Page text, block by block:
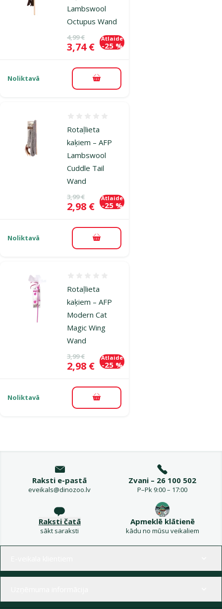
Lambswool
Octupus Wand
Oriģinālā cena
4,99 €
Cena
3,74 €
Atlaide
-25 %
Noliktavā Pievienot grozam
Rotaļlieta
kaķiem – AFP
Lambswool
Cuddle Tail
Wand
Oriģinālā cena
3,99 €
Cena
2,98 €
Atlaide
-25 %
Noliktavā Pievienot grozam
Rotaļlieta
kaķiem – AFP
Modern Cat
Magic Wing
Wand
Oriģinālā cena
3,99 €
Cena
2,98 €
Atlaide
-25 %
Noliktavā Pievienot grozam
Raksti e-pastā
eveikals@dinozoo.lv
Zvani – 26 100 502
P–Pk 9:00 – 17:00
Raksti čatā
sākt saraksti
Apmeklē klātienē
kādu no mūsu veikaliem